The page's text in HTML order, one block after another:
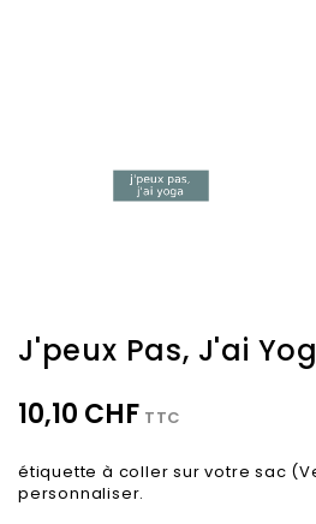
J'peux Pas, J'ai
10,10 CHF TTC
étiquette à coller sur votre sac
personnaliser.